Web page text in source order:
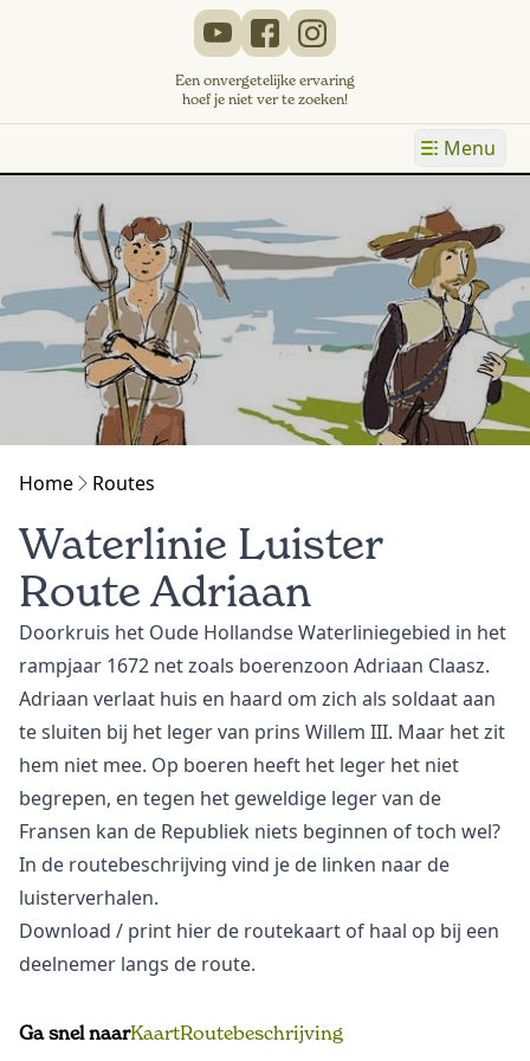
Een onvergetelijke ervaring
hoef je niet ver te zoeken!
Menu
Home Routes
Waterlinie Luister
Route Adriaan
Doorkruis het Oude Hollandse Waterliniegebied in het
rampjaar 1672 net zoals boerenzoon Adriaan Claasz.
Adriaan verlaat huis en haard om zich als soldaat aan
te sluiten bij het leger van prins Willem III. Maar het zit
hem niet mee. Op boeren heeft het leger het niet
begrepen, en tegen het geweldige leger van de
Fransen kan de Republiek niets beginnen of toch wel?
In de routebeschrijving vind je de linken naar de
luisterverhalen.
Download / print hier de routekaart of haal op bij een
deelnemer langs de route.
Ga snel naarKaartRoutebeschrijving